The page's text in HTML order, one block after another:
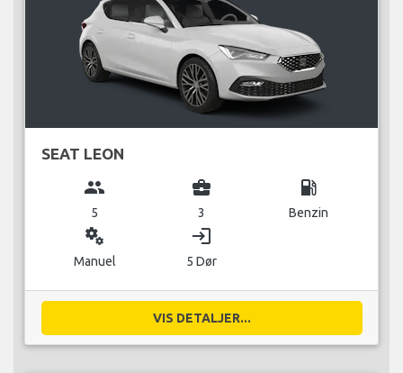
SEAT LEON
group
5
business_center
3
local_gas_station
Benzin
miscellaneous_services
Manuel
login
5 Dør
VIS DETALJER...